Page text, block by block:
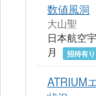
数値風洞
大山聖
日本航空
月
招待有り
ATRIUM